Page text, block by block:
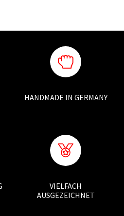
HANDMADE IN GERMANY
VIELFACH
AUSGEZEICHNET